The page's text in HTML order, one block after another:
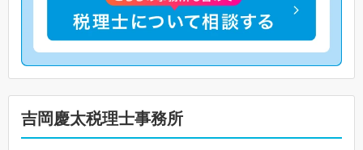
吉岡慶太税理士事務所